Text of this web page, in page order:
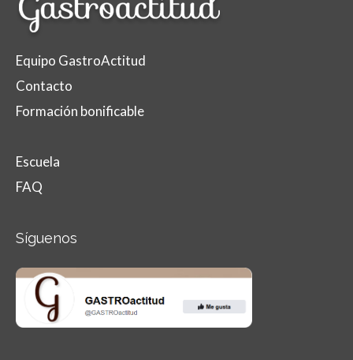
Equipo GastroActitud
Contacto
Formación bonificable
Escuela
FAQ
Síguenos